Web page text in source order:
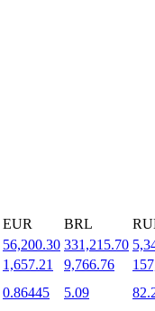
EUR BRL
56,200.30 331,215.70
1,657.21 9,766.76
0.86445 5.09